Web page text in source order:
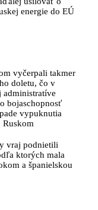
energie do EÚ
vyčerpali takmer
doletu, čo v
administratíve
bojaschopnosť
vypuknutia
vraj podnietili
ktorých mala
a španielskou